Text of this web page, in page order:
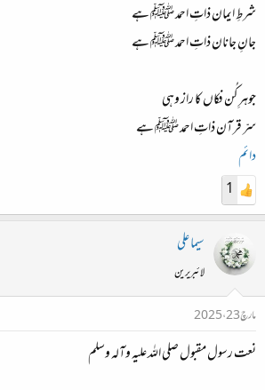
شرطِ ایمان ذاتِ احمد ﷺ ہے
جانِ جانان ذاتِ احمد ﷺ ہے
جوہرِ کُن فکاں کا راز وہی
سرّ قرآن ذاتِ احمد ﷺ ہے
دائم
1
سیما علی
لائبریرین
مارچ 23، 2025
نعت رسول مقبول صلی اللہ علیہ وآلہ وسلم